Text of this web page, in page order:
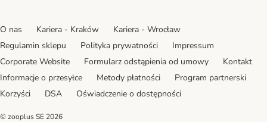
O nas Kariera - Kraków
Kariera - Wrocław
Regulamin sklepu
Polityka prywatności
Impressum
Corporate Website
Formularz odstąpienia od umowy
Kontakt
Informacje o przesyłce
Metody płatności
Program partnerski
Korzyści
DSA Oświadczenie o dostępności
© zooplus SE 2026